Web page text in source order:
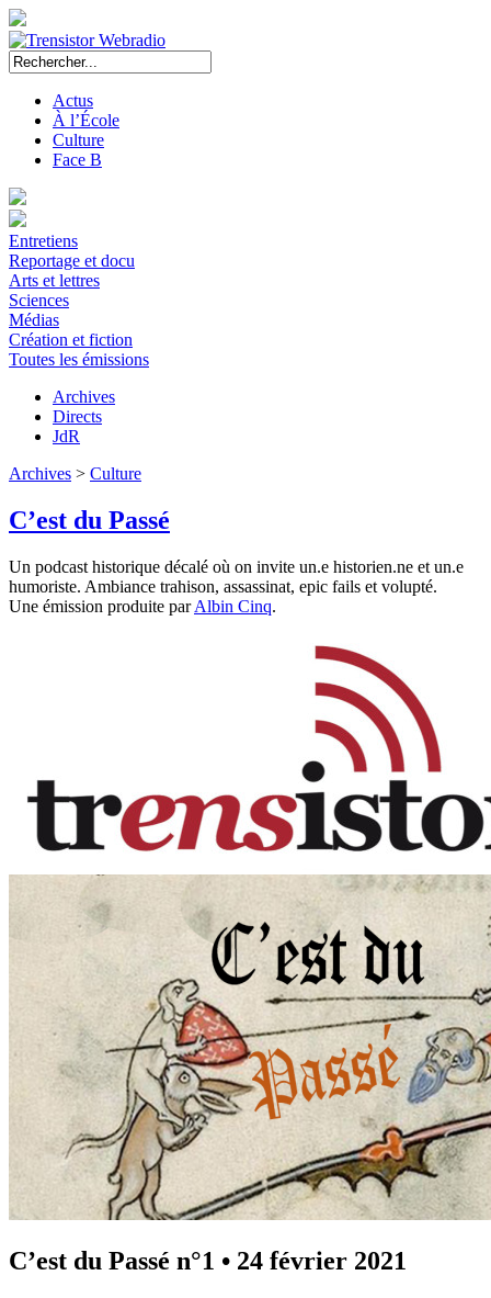
Actus
À l’École
Culture
Face B
Entretiens
Reportage et docu
Arts et lettres
Sciences
Médias
Création et fiction
Toutes les émissions
Archives
Directs
JdR
Archives > Culture
C’est du Passé
Un podcast historique décalé où on invite un.e historien.ne et un.e
humoriste. Ambiance trahison, assassinat, epic fails et volupté.
Une émission produite parAlbin Cinq.
C’est du Passé n°1 • 24 février 2021